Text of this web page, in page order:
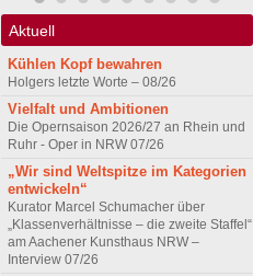
Aktuell
Kühlen Kopf bewahren
Holgers letzte Worte – 08/26
Vielfalt und Ambitionen
Die Opernsaison 2026/27 an Rhein und
Ruhr - Oper in NRW 07/26
„Wir sind Weltspitze im Kategorien
entwickeln“
Kurator Marcel Schumacher über
„Klassenverhältnisse – die zweite Staffel“
am Aachener Kunsthaus NRW –
Interview 07/26